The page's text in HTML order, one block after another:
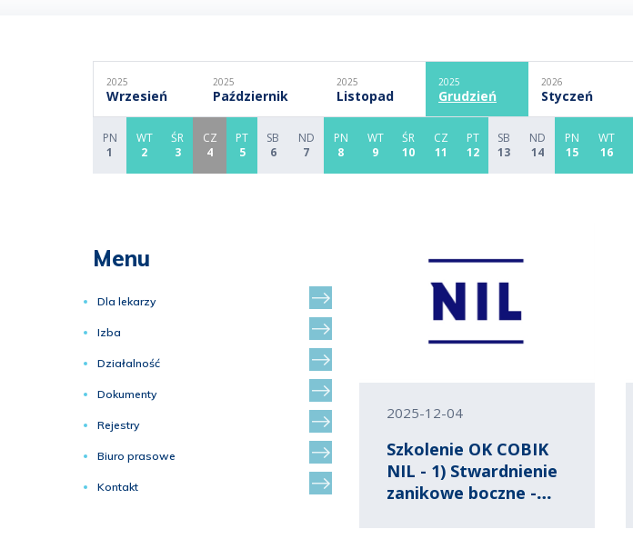
2025
Wrzesień
2025
Październik
2025
Listopad
2025
Grudzień
2026
Styczeń
PN
1
WT
2
ŚR
3
CZ
4
PT
5
SB
6
ND
7
PN
8
WT
9
ŚR
10
CZ
11
PT
12
SB
13
ND
14
PN
15
WT
16
Menu
Dla lekarzy
Izba
Działalność
Dokumenty
Rejestry
Biuro prasowe
Kontakt
2025-12-04
Szkolenie OK COBIK
NIL - 1) Stwardnienie
zanikowe boczne -